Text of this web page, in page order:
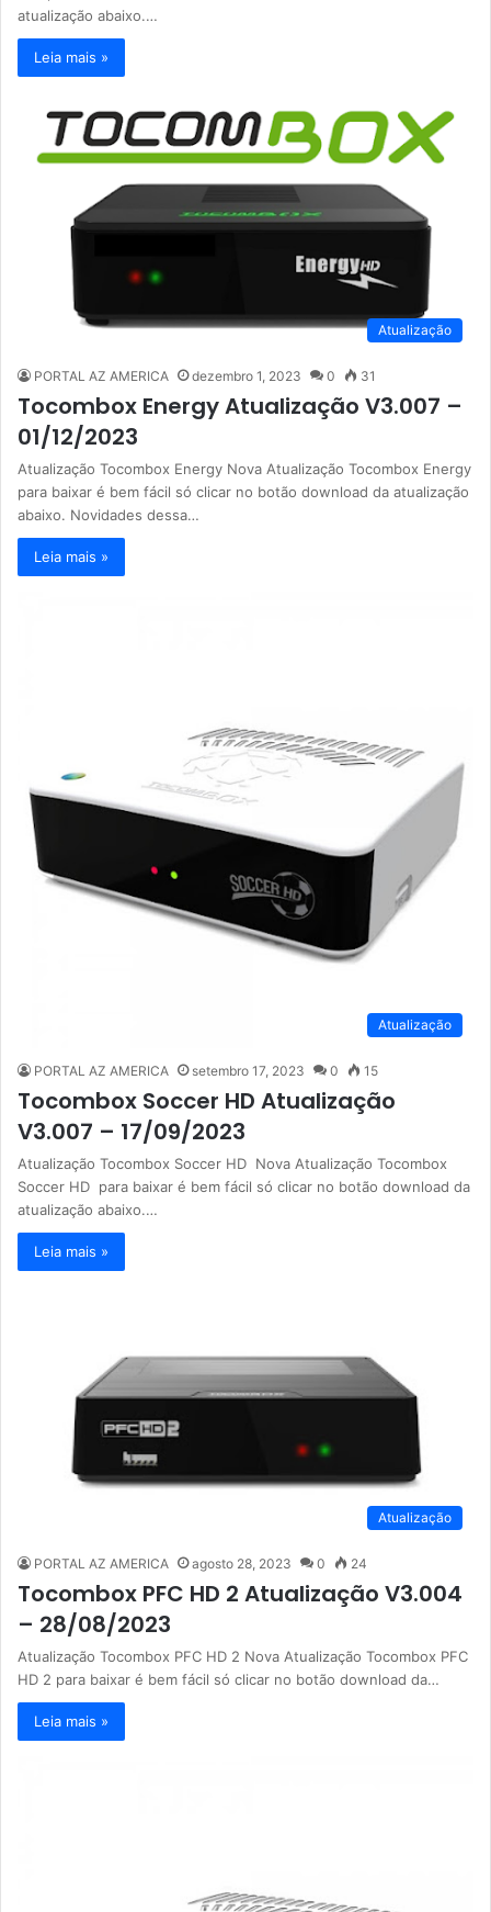
atualização abaixo.…
Leia mais »
Atualização
PORTAL AZ AMERICA dezembro 1, 2023 0 31
Tocombox Energy Atualização V3.007 –
01/12/2023
Atualização Tocombox Energy Nova Atualização Tocombox Energy
para baixar é bem fácil só clicar no botão download da atualização
abaixo. Novidades dessa…
Leia mais »
Atualização
PORTAL AZ AMERICA setembro 17, 2023 0 15
Tocombox Soccer HD Atualização
V3.007 – 17/09/2023
Atualização Tocombox Soccer HD Nova Atualização Tocombox
Soccer HD para baixar é bem fácil só clicar no botão download da
atualização abaixo.…
Leia mais »
Atualização
PORTAL AZ AMERICA agosto 28, 2023 0 24
Tocombox PFC HD 2 Atualização V3.004
– 28/08/2023
Atualização Tocombox PFC HD 2 Nova Atualização Tocombox PFC
HD 2 para baixar é bem fácil só clicar no botão download da…
Leia mais »